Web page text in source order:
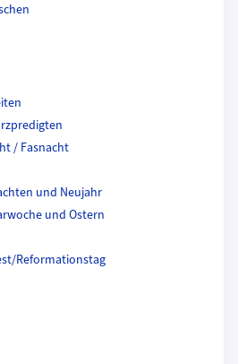
/ Fasnacht
und Neujahr
und Ostern
Reformationstag